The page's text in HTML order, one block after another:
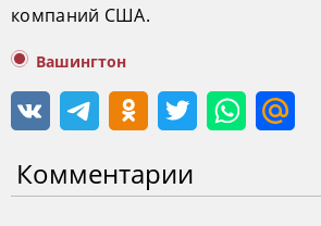
компаний США.
Вашингтон
Комментарии